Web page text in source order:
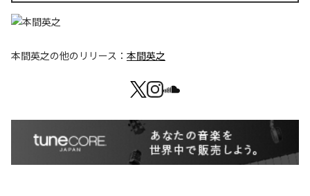
本間英之の他のリリース： 本間英之